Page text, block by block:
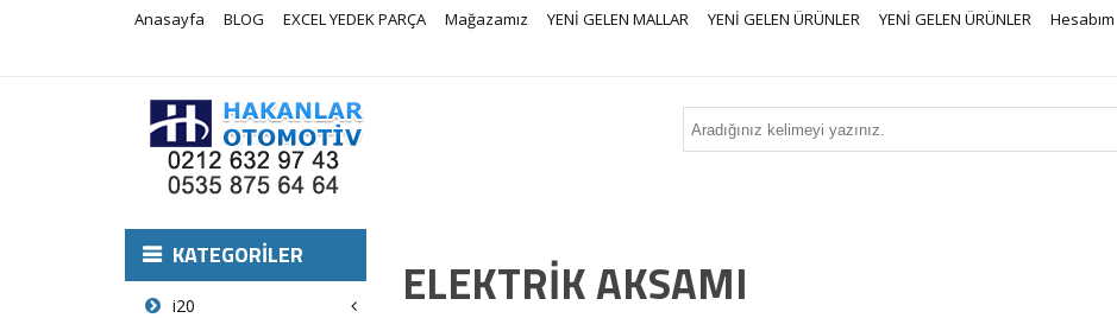
Anasayfa BLOG EXCEL YEDEK PARÇA Mağazamız YENİ GELEN MALLAR YENİ GELEN ÜRÜNLER YENİ GELEN ÜRÜNLER Hesabım
KATEGORILER
i20 ELEKTRİK AKSAMI